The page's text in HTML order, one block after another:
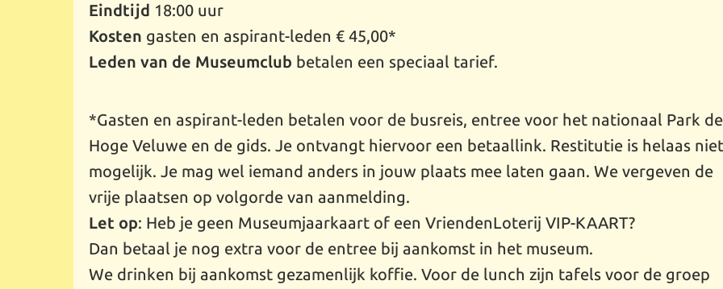
Eindtijd 18:00 uur
Kosten gasten en aspirant-leden € 45,00*
Leden van de Museumclub betalen een speciaal tarief.
*Gasten en aspirant-leden betalen voor de busreis, entree voor het nationaal Park de
Hoge Veluwe en de gids. Je ontvangt hiervoor een betaallink. Restitutie is helaas
mogelijk. Je mag wel iemand anders in jouw plaats mee laten gaan. We vergeven de
vrije plaatsen op volgorde van aanmelding.
Let op: Heb je geen Museumjaarkaart of een VriendenLoterij VIP-KAART?
Dan betaal je nog extra voor de entree bij aankomst in het museum.
We drinken bij aankomst gezamenlijk koffie. Voor de lunch zijn tafels voor de groep